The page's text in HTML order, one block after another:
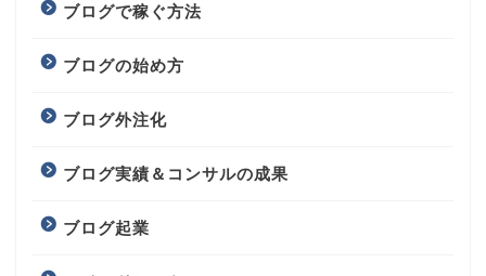
ブログで稼ぐ方法
ブログの始め方
ブログ外注化
ブログ実績＆コンサルの成果
ブログ起業